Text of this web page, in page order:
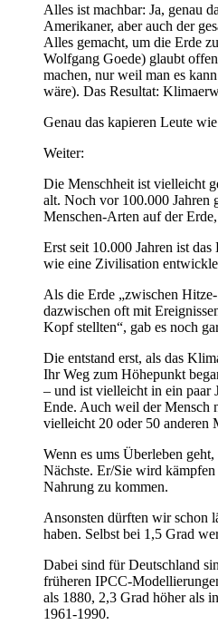
Alles ist machbar: Ja, genau
Amerikaner, aber auch der
Alles gemacht, um die Erde
Wolfgang Goede) glaubt
machen, nur weil man es
wäre). Das Resultat:
Genau das kapieren Leute
Weiter:
Die Menschheit ist vielleicht
alt. Noch vor 100.000 Jahren
Menschen-Arten auf der
Erst seit 10.000 Jahren ist
wie eine Zivilisation
Als die Erde „zwischen
dazwischen oft mit
Kopf stellten“, gab es noch
Die entstand erst, als das
Ihr Weg zum Höhepunkt
– und ist vielleicht in ein paar
Ende. Auch weil der Mensch
vielleicht 20 oder 50 anderen
Wenn es ums Überleben
Nächste. Er/Sie wird
Nahrung zu kommen.
Ansonsten dürften wir schon
haben. Selbst bei 1,5 Grad
Dabei sind für Deutschland
früheren IPCC-
als 1880, 2,3 Grad höher als
1961-1990.